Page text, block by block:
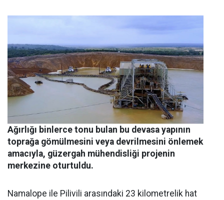
Ağırlığı binlerce tonu bulan bu devasa yapının
toprağa gömülmesini veya devrilmesini önlemek
amacıyla, güzergah mühendisliği projenin
merkezine oturtuldu.
Namalope ile Pilivili arasındaki 23 kilometrelik hat